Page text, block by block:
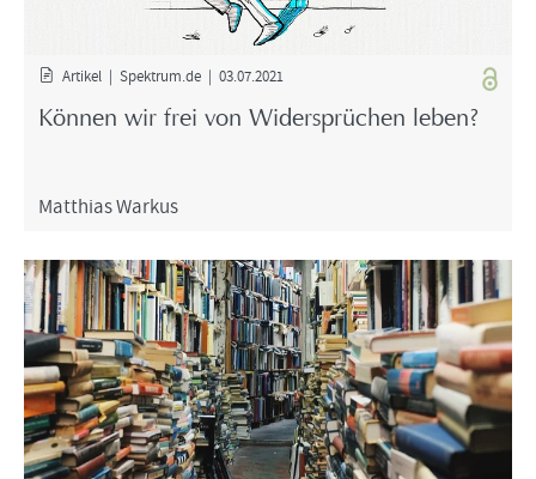
Ar­ti­kel | Spek­trum.de | 03.07.2021
Kön­nen wir frei von Wi­der­sprü­chen leben?
Mat­thi­as War­kus